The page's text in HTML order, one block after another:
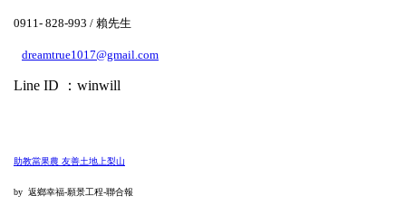
0911- 828-993 / 賴先生
dreamtrue1017@gmail.com
Line ID ：winwill
助教當果農 友善土地上梨山
by 返鄉幸福-願景工程-聯合報